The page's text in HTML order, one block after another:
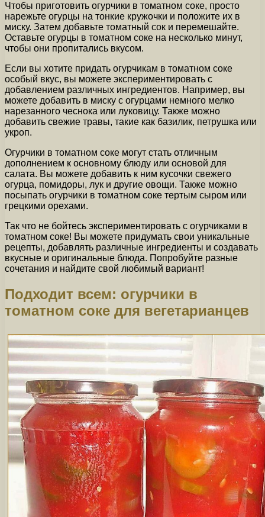
Чтобы приготовить огурчики в томатном соке, просто
нарежьте огурцы на тонкие кружочки и положите их в
миску. Затем добавьте томатный сок и перемешайте.
Оставьте огурцы в томатном соке на несколько минут,
чтобы они пропитались вкусом.
Если вы хотите придать огурчикам в томатном соке
особый вкус, вы можете экспериментировать с
добавлением различных ингредиентов. Например, вы
можете добавить в миску с огурцами немного мелко
нарезанного чеснока или луковицу. Также можно
добавить свежие травы, такие как базилик, петрушка или
укроп.
Огурчики в томатном соке могут стать отличным
дополнением к основному блюду или основой для
салата. Вы можете добавить к ним кусочки свежего
огурца, помидоры, лук и другие овощи. Также можно
посыпать огурчики в томатном соке тертым сыром или
грецкими орехами.
Так что не бойтесь экспериментировать с огурчиками в
томатном соке! Вы можете придумать свои уникальные
рецепты, добавлять различные ингредиенты и создавать
вкусные и оригинальные блюда. Попробуйте разные
сочетания и найдите свой любимый вариант!
Подходит всем: огурчики в
томатном соке для вегетарианцев